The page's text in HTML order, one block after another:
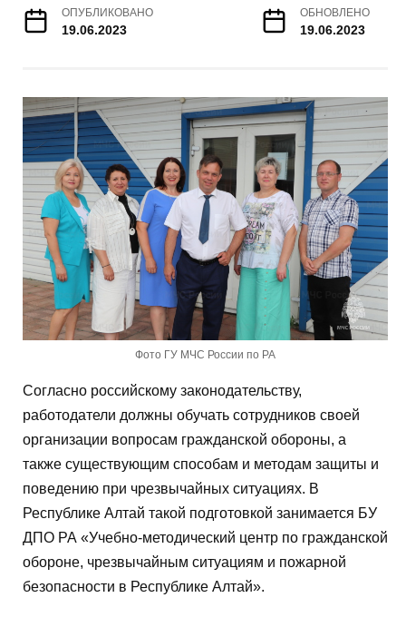
ОПУБЛИКОВАНО
19.06.2023
ОБНОВЛЕНО
19.06.2023
Фото ГУ МЧС России по РА
Согласно российскому законодательству,
работодатели должны обучать сотрудников своей
организации вопросам гражданской обороны, а
также существующим способам и методам защиты и
поведению при чрезвычайных ситуациях. В
Республике Алтай такой подготовкой занимается БУ
ДПО РА «Учебно-методический центр по гражданской
обороне, чрезвычайным ситуациям и пожарной
безопасности в Республике Алтай».